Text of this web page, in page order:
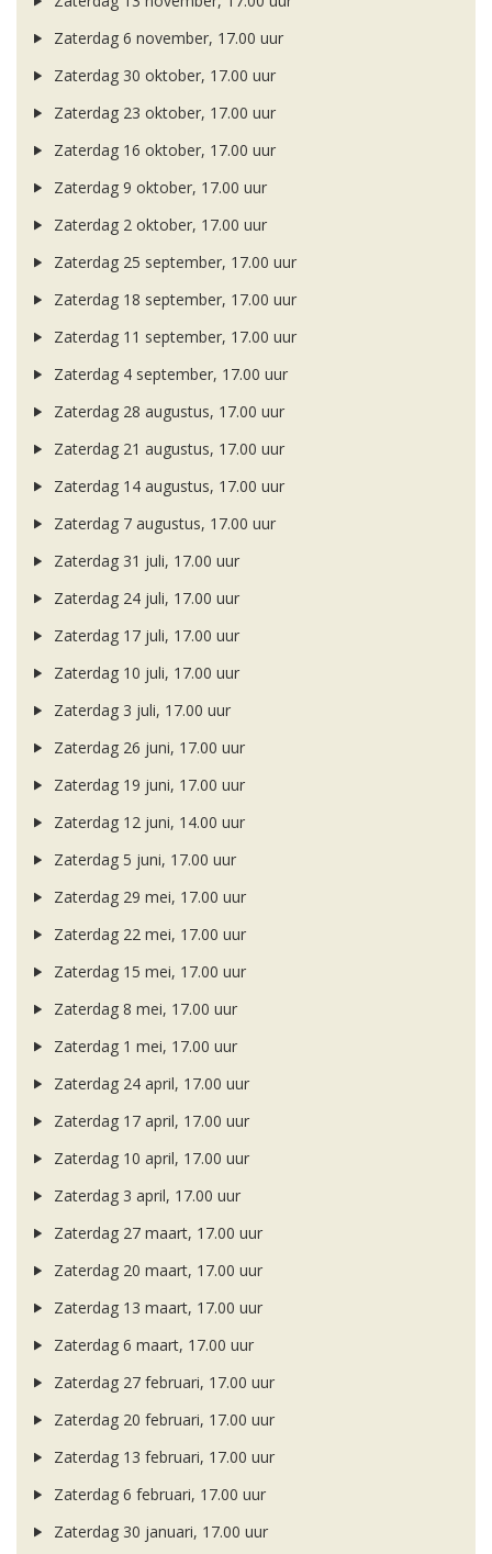
Zaterdag 6 november, 17.00 uur
Zaterdag 30 oktober, 17.00 uur
Zaterdag 23 oktober, 17.00 uur
Zaterdag 16 oktober, 17.00 uur
Zaterdag 9 oktober, 17.00 uur
Zaterdag 2 oktober, 17.00 uur
Zaterdag 25 september, 17.00 uur
Zaterdag 18 september, 17.00 uur
Zaterdag 11 september, 17.00 uur
Zaterdag 4 september, 17.00 uur
Zaterdag 28 augustus, 17.00 uur
Zaterdag 21 augustus, 17.00 uur
Zaterdag 14 augustus, 17.00 uur
Zaterdag 7 augustus, 17.00 uur
Zaterdag 31 juli, 17.00 uur
Zaterdag 24 juli, 17.00 uur
Zaterdag 17 juli, 17.00 uur
Zaterdag 10 juli, 17.00 uur
Zaterdag 3 juli, 17.00 uur
Zaterdag 26 juni, 17.00 uur
Zaterdag 19 juni, 17.00 uur
Zaterdag 12 juni, 14.00 uur
Zaterdag 5 juni, 17.00 uur
Zaterdag 29 mei, 17.00 uur
Zaterdag 22 mei, 17.00 uur
Zaterdag 15 mei, 17.00 uur
Zaterdag 8 mei, 17.00 uur
Zaterdag 1 mei, 17.00 uur
Zaterdag 24 april, 17.00 uur
Zaterdag 17 april, 17.00 uur
Zaterdag 10 april, 17.00 uur
Zaterdag 3 april, 17.00 uur
Zaterdag 27 maart, 17.00 uur
Zaterdag 20 maart, 17.00 uur
Zaterdag 13 maart, 17.00 uur
Zaterdag 6 maart, 17.00 uur
Zaterdag 27 februari, 17.00 uur
Zaterdag 20 februari, 17.00 uur
Zaterdag 13 februari, 17.00 uur
Zaterdag 6 februari, 17.00 uur
Zaterdag 30 januari, 17.00 uur